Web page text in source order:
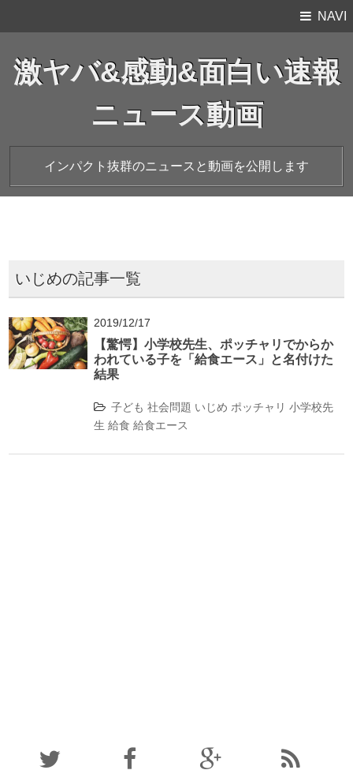
NAVI
激ヤバ&感動&面白い速報
ニュース動画
インパクト抜群のニュースと動画を公開します
いじめの記事一覧
2019/12/17
【驚愕】小学校先生、ポッチャリでからか
われている子を「給食エース」と名付けた
結果
子ども 社会問題 いじめ ポッチャリ 小学校先
生 給食 給食エース